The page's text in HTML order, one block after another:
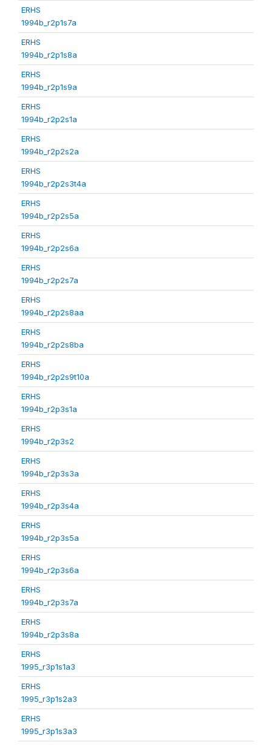
ERHS
1994b_r2p1s7a
ERHS
1994b_r2p1s8a
ERHS
1994b_r2p1s9a
ERHS
1994b_r2p2s1a
ERHS
1994b_r2p2s2a
ERHS
1994b_r2p2s3t4a
ERHS
1994b_r2p2s5a
ERHS
1994b_r2p2s6a
ERHS
1994b_r2p2s7a
ERHS
1994b_r2p2s8aa
ERHS
1994b_r2p2s8ba
ERHS
1994b_r2p2s9t10a
ERHS
1994b_r2p3s1a
ERHS
1994b_r2p3s2
ERHS
1994b_r2p3s3a
ERHS
1994b_r2p3s4a
ERHS
1994b_r2p3s5a
ERHS
1994b_r2p3s6a
ERHS
1994b_r2p3s7a
ERHS
1994b_r2p3s8a
ERHS
1995_r3p1s1a3
ERHS
1995_r3p1s2a3
ERHS
1995_r3p1s3a3